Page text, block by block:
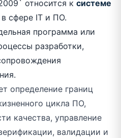
относится к системе
в сфере IT и ПО.
программа или
разработки,
определение границ
цикла ПО,
качества, управление
валидации и